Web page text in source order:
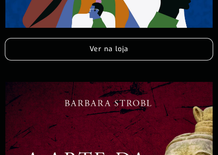
Ver na loja